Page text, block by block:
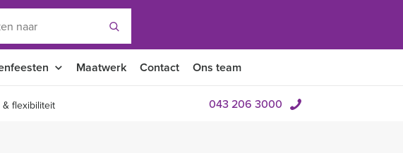
Maatwerk Contact Ons team
flexibiliteit 043 206 3000